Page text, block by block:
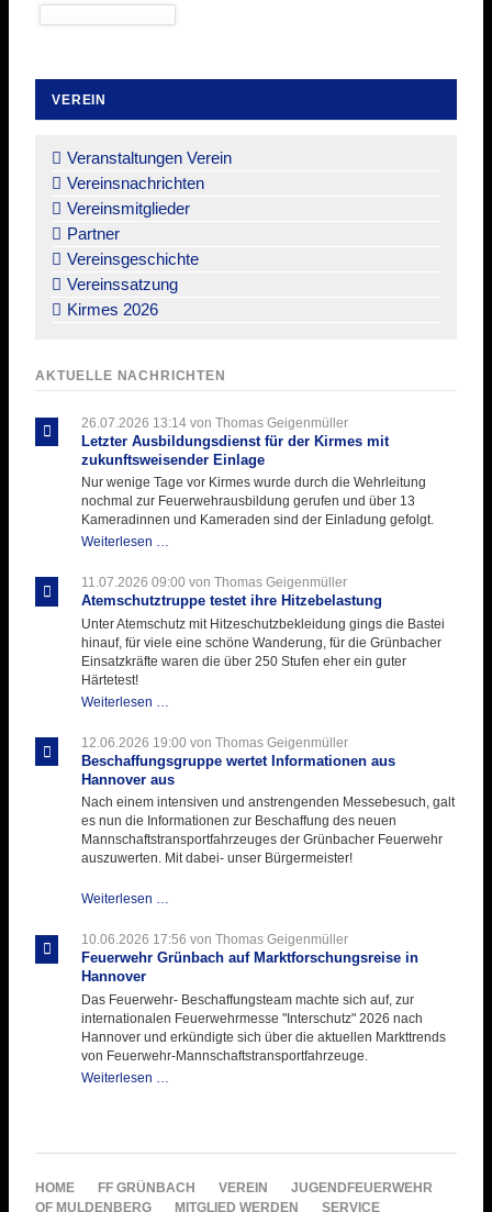
VEREIN
überspringen
Veranstaltungen Verein
Vereinsnachrichten
Vereinsmitglieder
Partner
Vereinsgeschichte
Vereinssatzung
Kirmes 2026
AKTUELLE NACHRICHTEN
26.07.2026 13:14von Thomas Geigenmüller
Letzter Ausbildungsdienst für der Kirmes mit
zukunftsweisender Einlage
Nur wenige Tage vor Kirmes wurde durch die Wehrleitung
nochmal zur Feuerwehrausbildung gerufen und über 13
Kameradinnen und Kameraden sind der Einladung gefolgt.
Weiterlesen …
für
der
11.07.2026 09:00 von Thomas Geigenmüller
Atemschutztruppe testet ihre Hitzebelastung
Unter Atemschutz mit Hitzeschutzbekleidung gings die Bastei
hinauf, für viele eine schöne Wanderung, für die Grünbacher
Einsatzkräfte waren die über 250 Stufen eher ein guter
Härtetest!
Weiterlesen …
ihre
Hitzebelastung
12.06.2026 19:00 von Thomas Geigenmüller
Beschaffungsgruppe wertet Informationen aus
Hannover aus
Nach einem intensiven und anstrengenden Messebesuch, galt
es nun die Informationen zur Beschaffung des neuen
Mannschaftstransportfahrzeuges der Grünbacher Feuerwehr
auszuwerten. Mit dabei- unser Bürgermeister!
Weiterlesen …
Informationen
aus
10.06.2026 17:56 von Thomas Geigenmüller
Feuerwehr Grünbach auf Marktforschungsreise in
Hannover
Das Feuerwehr- Beschaffungsteam machte sich auf, zur
internationalen Feuerwehrmesse "Interschutz" 2026 nach
Hannover und erkündigte sich über die aktuellen Markttrends
von Feuerwehr-Mannschaftstransportfahrzeuge.
Weiterlesen …
in
NAVIGATION
ÜBERSPRINGEN
HOME FF GRÜNBACH VEREIN
JUGENDFEUERWEHR
OF MULDENBERG
MITGLIED WERDEN SERVICE